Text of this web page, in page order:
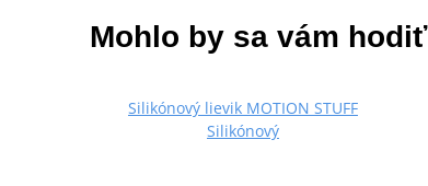
Mohlo by sa vám hodiť
Silikónový lievik MOTION STUFF
Silikónový